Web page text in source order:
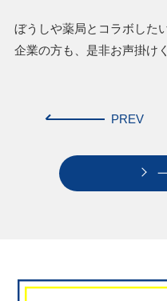
ぼうしや薬局とコラボした
企業の方も、是非お声掛け
PREV